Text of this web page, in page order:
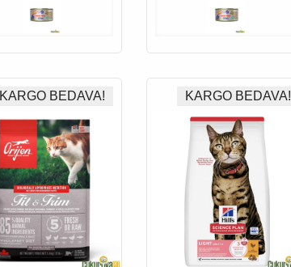
KARGO BEDAVA! KARGO BEDAVA!